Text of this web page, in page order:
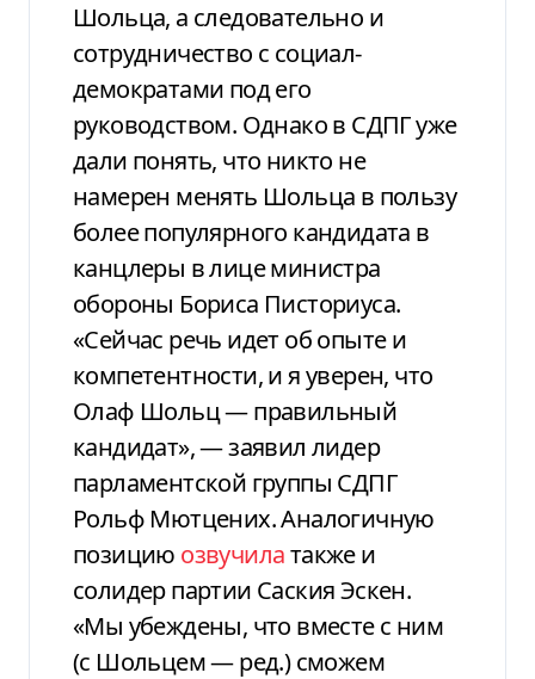
Шольца, а следовательно и
сотрудничество с социал-
демократами под его
руководством. Однако в СДПГ уже
дали понять, что никто не
намерен менять Шольца в пользу
более популярного кандидата в
канцлеры в лице министра
обороны Бориса Писториуса.
«Сейчас речь идет об опыте и
компетентности, и я уверен, что
Олаф Шольц — правильный
кандидат», — заявил лидер
парламентской группы СДПГ
Рольф Мютцених. Аналогичную
позицию озвучилатакже и
солидер партии Саския Эскен.
«Мы убеждены, что вместе с ним
(с Шольцем — ред.) сможем